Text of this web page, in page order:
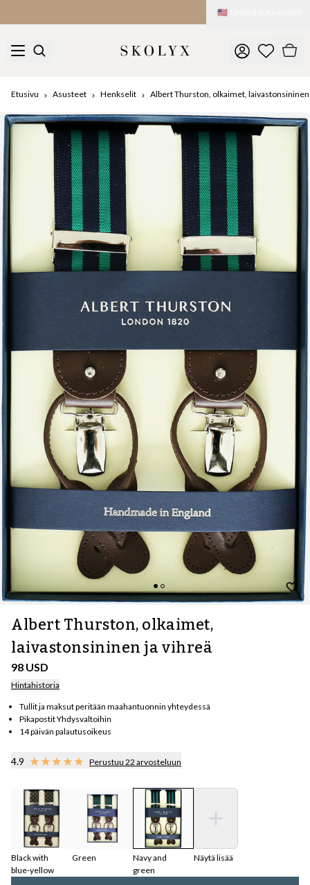
🇺🇸
Etusivu Asusteet Henkselit Albert Thurston, olkaimet,
Albert Thurston, olkaimet,
laivastonsininen ja vihreä
98 USD
Hintahistoria
Tullit ja maksut peritään maahantuonnin yhteydessä
Pikapostit Yhdysvaltoihin
14 päivän palautusoikeus
4.9 Perustuu 22 arvosteluun
Black with
blue-yellow
Green
Navy and
green
Näytä lisää